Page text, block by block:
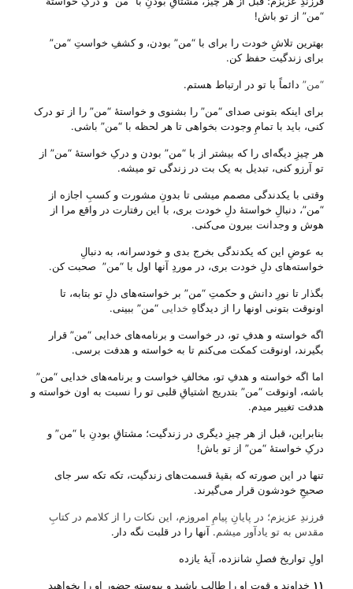
“من” از تو باش!
بهترین تلاشِ خودت را برای با “من” بودن، و کشفِ خواستِ “من”
برای زندگیت حفظ کن.
“من”دائماً با تو در ارتباط هستم.
برای اینکه بتونی صدای “من” را بشنوی و خواستهٔ “من” را از تو درک
کنی، باید با تمامِ وجودت بخواهی تا هر لحظه با “من” باشی.
هر چیزِ دیگه‌ای را که بیشتر از با “من” بودن و درکِ خواستهٔ “من” از
تو آرزو کنی، تبدیل به یک بت در زندگی تو میشه.
وقتی با یکدندگی مصمم میشی تا بدونِ مشورت و کسبِ اجازه از
“من”، دنبالِ خواستهٔ دلِ خودت بری، با این رفتارت در واقع مرا از
هوش و وجدانت بیرون می‌‌کنی.
به عوضِ این که یکدندگی بخرج بدی و خودسرانه، به دنبالِ
خواسته‌های دلِ خودت بری، در موردِ آنها اول با “من” صحبت کن.
بگذار تا نورِ دانش و حکمتِ “من” بر خواسته‌های دلِ تو بتابه، تا
اونوقت بتونی اونها را از دیدگاهِ خدایی “من” ببینی.
اگه خواسته و هدفِ تو، در خواست و برنامه‌های خدایی “من” قرار
بگیرند، اونوقت کمکت می‌‌کنم تا به خواسته و هدفت برسی.
اما اگه خواسته و هدفِ تو، مخالفِ خواست و برنامه‌های خدایی “من”
باشه، اونوقت “من” بتدریج اشتیاقِ قلبی تو را نسبت به اون خواسته و
هدفت تغییر میدم.
بنابراین، قبل از هر چیزِ دیگری در زندگیت؛ مشتاقِ بودنِ با “من” و
درکِ خواستهٔ “من” از تو باش!
تنها در این صورته که بقیهٔ قسمت‌های زندگیت، تکه تکه سر جای
صحیحِ خودشون قرار می‌‌گیرند.
فرزندِ عزیزم؛ در پایانِ پیامِ امروزم، این نکات را از کلامم در کتابِ
مقدس به تو یادآور میشم. آنها را در قلبت نگه دار.
اولِ تواریخ فصلِ شانزده، آیهٔ یازده
۱۱ خداوند و قوت او را طالب باشید و پیوسته حضور او را بخواهید